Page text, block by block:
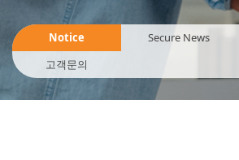
Notice Secure News
고객문의